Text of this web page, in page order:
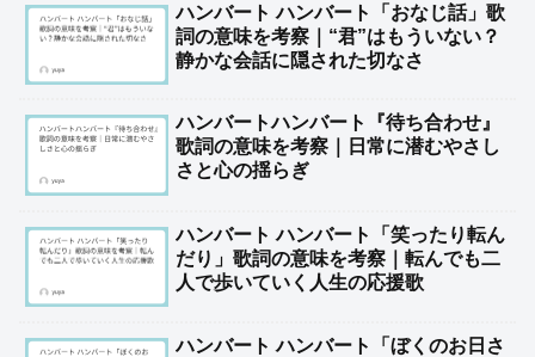
ハンバート ハンバート「おなじ話」歌
詞の意味を考察｜“君”はもういない？
静かな会話に隠された切なさ
ハンバートハンバート『待ち合わせ』
歌詞の意味を考察｜日常に潜むやさし
さと心の揺らぎ
ハンバート ハンバート「笑ったり転ん
だり」歌詞の意味を考察｜転んでも二
人で歩いていく人生の応援歌
ハンバート ハンバート「ぼくのお日さ